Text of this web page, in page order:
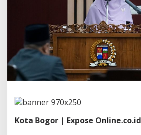
2
0
2
5
P
R
D
K
o
Kota Bogor | Expose Online.co.id